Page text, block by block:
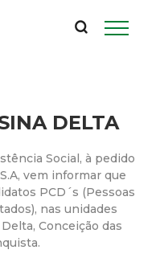
DELTA
Social, à pedido
vem informar que
PCD´s (Pessoas
nas unidades
Conceição das